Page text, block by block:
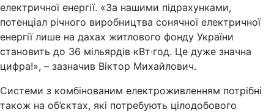
електричної енергії. «За нашими підрахунками,
потенціал річного виробництва сонячної електричної
енергії лише на дахах житлового фонду України
становить до 36 мільярдів кВт∙год. Це дуже значна
цифра!», – зазначив Віктор Михайлович.
Системи з комбінованим електроживленням потрібні
також на об’єктах, які потребують цілодобового